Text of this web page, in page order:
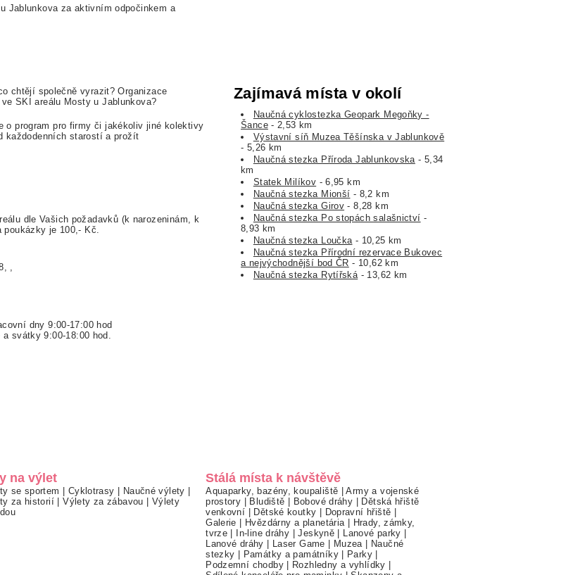
Jablunkova za aktivním odpočinkem a
chtějí společně vyrazit? Organizace
SKI areálu Mosty u Jablunkova?
o program pro firmy či jakékoliv jiné kolektivy
každodenních starostí a prožít
dle Vašich požadavků (k narozeninám, k
je 100,- Kč.
,
dny 9:00-17:00 hod
9:00-18:00 hod.
Zajímavá místa v okolí
Naučná cyklostezka Geopark Megoňky -
Šance- 2,53 km
Výstavní síň Muzea Těšínska v Jablunkově
- 5,26 km
Naučná stezka Příroda Jablunkovska- 5,34
km
Statek Milíkov - 6,95 km
Naučná stezka Mionší - 8,2 km
Naučná stezka Girov - 8,28 km
Naučná stezka Po stopách salašnictví -
8,93 km
Naučná stezka Loučka- 10,25 km
Naučná stezka Přírodní rezervace Bukovec
a nejvýchodnější bod ČR - 10,62 km
Naučná stezka Rytířská- 13,62 km
na výlet
se sportem Cyklotrasy Naučné výlety
za historií |Výlety za zábavou
Výlety
Stálá místa k návštěvě
Aquaparky, bazény, koupaliště |Army a vojenské
prostory
Bludiště Bobové dráhy
Dětská hřiště
venkovní
Dětské koutky Dopravní hřiště
Galerie
Hvězdárny a planetária
Hrady, zámky,
tvrze
In-line dráhy |Jeskyně Lanové parky
Lanové dráhy
Laser Game Muzea
Naučné
stezky
Památky a památníky| Parky
Podzemní chodby| Rozhledny a vyhlídky